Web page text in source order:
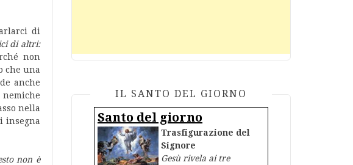
di
di altri:
non
che una
anche
nella
insegna
non è
IL SANTO DEL GIORNO
Santo del giorno
Trasfigurazione del
Signore
Gesù rivela ai tre